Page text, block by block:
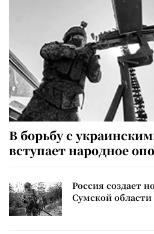
В борьбу с
вступает народное
Россия создает
Сумской области